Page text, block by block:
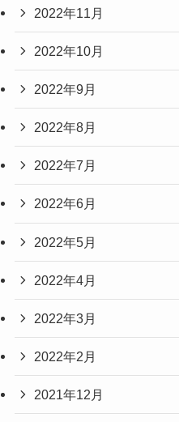
2022年11月
2022年10月
2022年9月
2022年8月
2022年7月
2022年6月
2022年5月
2022年4月
2022年3月
2022年2月
2021年12月